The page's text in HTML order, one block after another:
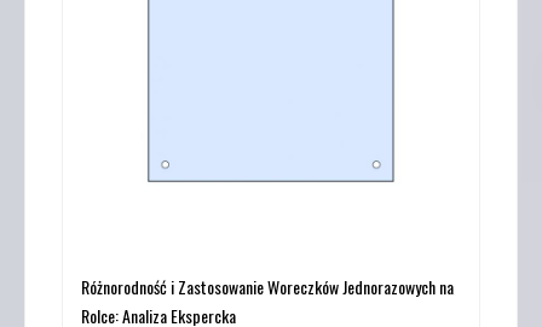
Różnorodność i Zastosowanie Woreczków Jednorazowych na
Rolce: Analiza Ekspercka